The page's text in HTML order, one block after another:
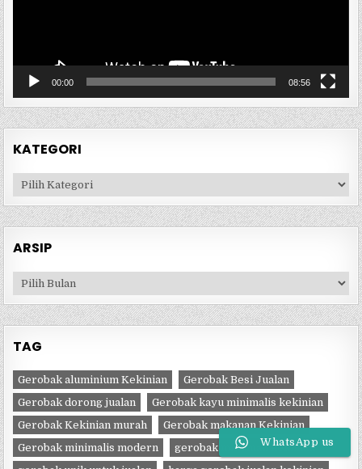
00:00 08:56
KATEGORI
Kategori
ARSIP
Arsip
TAG
Gerobak aluminium Kekinian
Gerobak Besi Jualan
Gerobak dorong jualan
Gerobak kayu minimalis kekinian
Gerobak Kekinian murah
Gerobak makanan Kekinian
Gerobak minimalis modern
gerobak minuman kekinian
WhatsApp us